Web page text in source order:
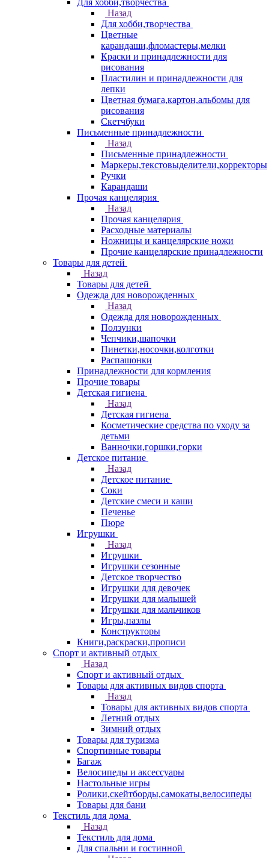
Для хобби,творчества
Назад
Для хобби,творчества
Цветные
карандаши,фломастеры,мелки
Краски и принадлежности для
рисования
Пластилин и принадлежности для
лепки
Цветная бумага,картон,альбомы для
рисования
Скетчбуки
Письменные принадлежности
Назад
Письменные принадлежности
Маркеры,текстовыделители,корректоры
Ручки
Карандаши
Прочая канцелярия
Назад
Прочая канцелярия
Расходные материалы
Ножницы и канцелярские ножи
Прочие канцелярские принадлежности
Товары для детей
Назад
Товары для детей
Одежда для новорожденных
Назад
Одежда для новорожденных
Ползунки
Чепчики,шапочки
Пинетки,носочки,колготки
Распашонки
Принадлежности для кормления
Прочие товары
Детская гигиена
Назад
Детская гигиена
Косметические средства по уходу за
детьми
Ванночки,горшки,горки
Детское питание
Назад
Детское питание
Соки
Детские смеси и каши
Печенье
Пюре
Игрушки
Назад
Игрушки
Игрушки сезонные
Детское творчество
Игрушки для девочек
Игрушки для малышей
Игрушки для мальчиков
Игры,пазлы
Конструкторы
Книги,раскраски,прописи
Спорт и активный отдых
Назад
Спорт и активный отдых
Товары для активных видов спорта
Назад
Товары для активных видов спорта
Летний отдых
Зимний отдых
Товары для туризма
Спортивные товары
Багаж
Велосипеды и аксессуары
Настольные игры
Ролики,скейтборды,самокаты,велосипеды
Товары для бани
Текстиль для дома
Назад
Текстиль для дома
Для спальни и гостинной